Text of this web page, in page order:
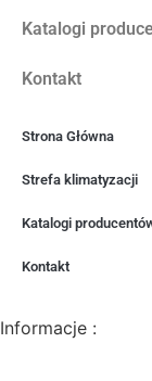
Katalogi
Kontakt
Strona Główna
Strefa klimatyzacji
Katalogi
Kontakt
Informacje :